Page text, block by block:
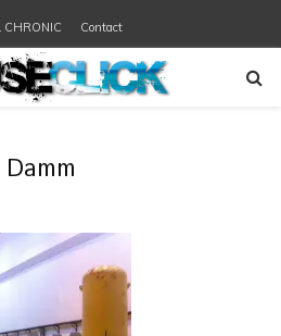
CHRONIC Contact